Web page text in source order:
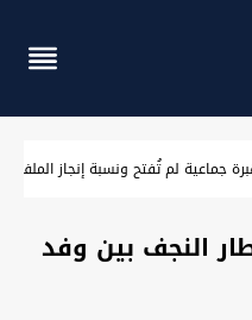
اتفاق على التسليم قبل نهاية
النجف بين وفد